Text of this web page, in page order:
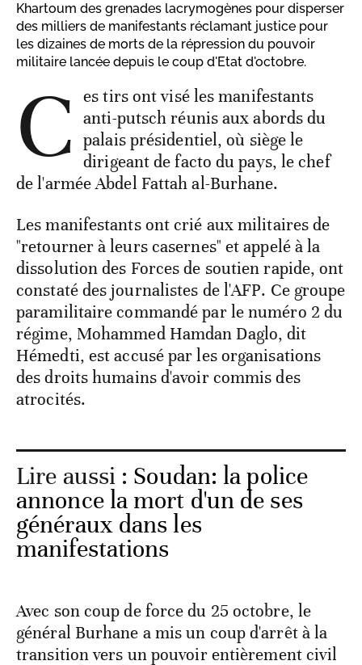
Khartoum des grenades lacrymogènes pour disperser
des milliers de manifestants réclamant justice pour
les dizaines de morts de la répression du pouvoir
militaire lancée depuis le coup d'Etat d'octobre.
C es tirs ont visé les manifestants
anti-putsch réunis aux abords du
palais présidentiel, où siège le
dirigeant de facto du pays, le chef
de l'armée Abdel Fattah al-Burhane.
Les manifestants ont crié aux militaires de
"retourner à leurs casernes" et appelé à la
dissolution des Forces de soutien rapide, ont
constaté des journalistes de l'AFP. Ce groupe
paramilitaire commandé par le numéro 2 du
régime, Mohammed Hamdan Daglo, dit
Hémedti, est accusé par les organisations
des droits humains d'avoir commis des
atrocités.
Lire aussi : Soudan: la police
annonce la mort d'un de ses
généraux dans les
manifestations
Avec son coup de force du 25 octobre, le
général Burhane a mis un coup d'arrêt à la
transition vers un pouvoir entièrement civil